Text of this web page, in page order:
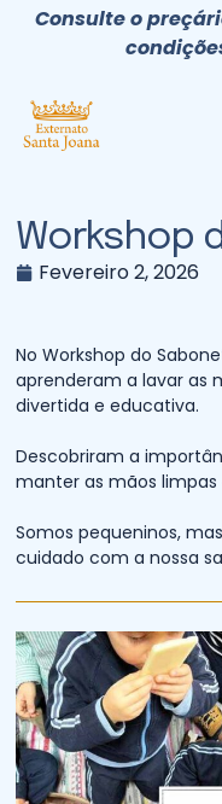
Consulte o
Workshop
Fevereiro 2, 2026
No Workshop do
aprenderam a lavar as
divertida e educativa.
Descobriram a
manter as mãos
Somos pequeninos,
cuidado com a nossa